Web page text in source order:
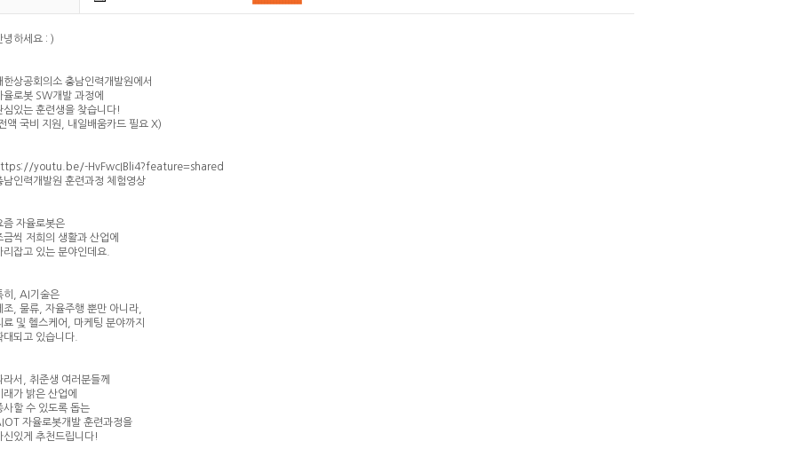
녕하세요 : )
한상공회의소 충남인력개발원에서
율로봇 SW개발 과정에
심있는 훈련생을 찾습니다!
액 국비 지원, 내일배움카드 필요 X)
youtu.be/-HvFwcIBli4?feature=shared
남인력개발원 훈련과정 체험영상
즘 자율로봇은
금씩 저희의 생활과 산업에
리잡고 있는 분야인데요.
히, AI기술은
조, 물류, 자율주행 뿐만 아니라,
료 및 헬스케어, 마케팅 분야까지
대되고 있습니다.
라서, 취준생 여러분들께
래가 밝은 산업에
사할 수 있도록 돕는
자율로봇개발 훈련과정을
신있게 추천드립니다!